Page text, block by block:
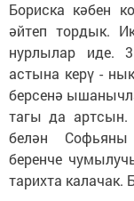
Бориска кәбен
әйтеп тордык.
нурлылар иде.
астына керү -
берсенә
тагы да артсын.
белән
беренче
тарихта калачак.